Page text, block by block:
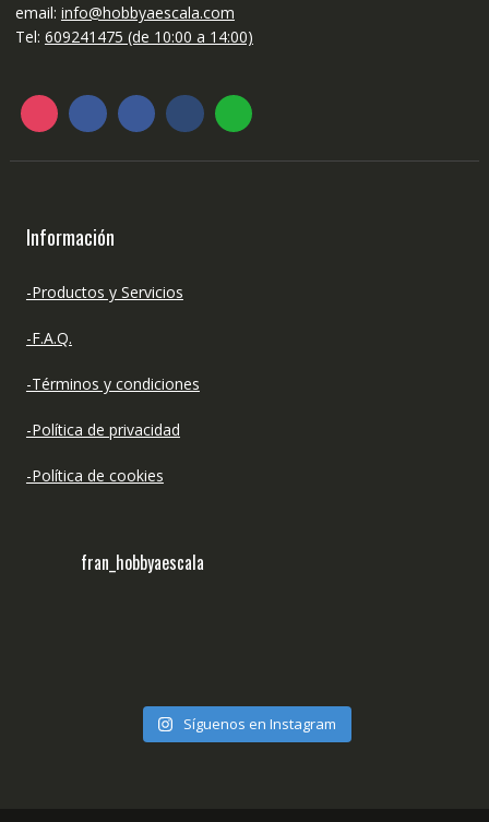
email: info@hobbyaescala.com
Tel: 609241475 (de 10:00 a 14:00)
Información
-Productos y Servicios
-F.A.Q.
-Términos y condiciones
-Política de privacidad
-Política de cookies
fran_hobbyaescala
Síguenos en Instagram